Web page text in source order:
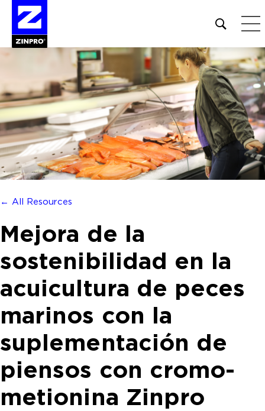
Open
site
search
form
Buscar:
← All Resources
Mejora de la
sostenibilidad en la
acuicultura de peces
marinos con la
suplementación de
piensos con cromo-
metionina Zinpro